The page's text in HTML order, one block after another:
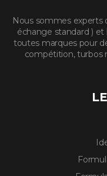
Nous sommes experts
échange standard )
toutes marques pour
compétition, turbos